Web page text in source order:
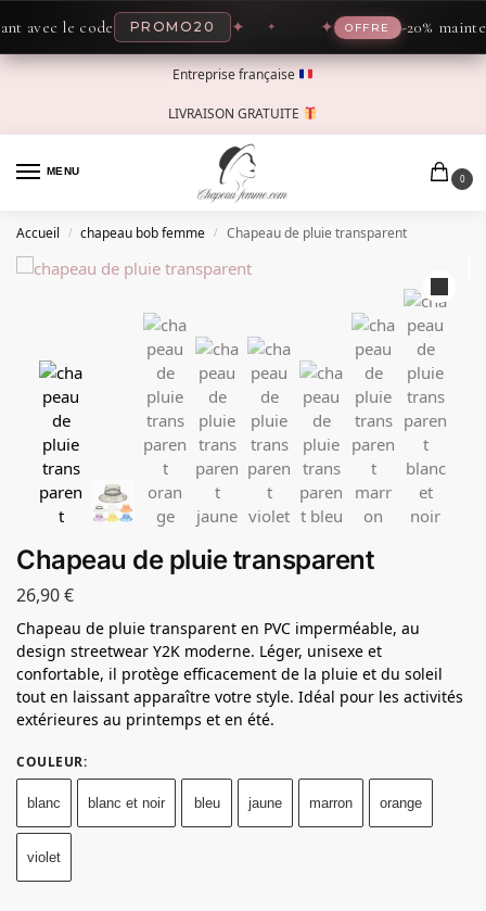
le code PROMO20 ✦ OFFRE -20%
Entreprise française
LIVRAISON GRATUITE
MENU
0
Accueil / chapeau bob femme / Chapeau de pluie transparent
Chapeau de pluie transparent
26,90€
Chapeau de pluie transparent en PVC imperméable, au
design streetwear Y2K moderne. Léger, unisexe et
confortable, il protège efficacement de la pluie et du soleil
tout en laissant apparaître votre style. Idéal pour les activités
extérieures au printemps et en été.
COULEUR:
blanc blanc et noir bleu jaune marron orange
violet